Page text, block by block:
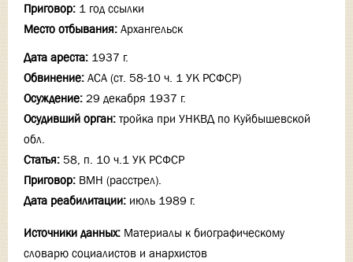
Приговор: 1 год ссылки
Место отбывания: Архангельск
Дата ареста: 1937 г.
Обвинение: АСА (ст. 58-10 ч. 1 УК РСФСР)
Осуждение: 29 декабря 1937 г.
Осудивший орган: тройка при УНКВД по Куйбышевской
обл.
Статья: 58, п. 10 ч.1 УК РСФСР
Приговор: ВМН (расстрел).
Дата реабилитации: июль 1989 г.
Источники данных: Материалы к биографическому
словарю социалистов и анархистов